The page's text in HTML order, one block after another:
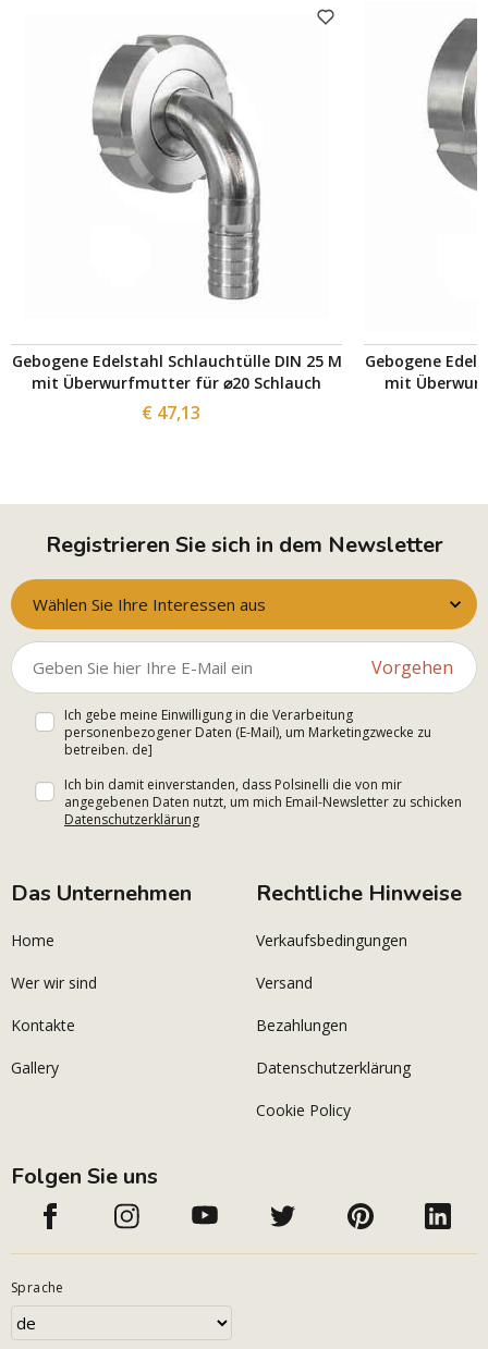
Gebogene Edelstahl Schlauchtülle DIN 25 M
mit Überwurfmutter für ⌀20 Schlauch
€ 47,13
Gebogene
mit
Registrieren Sie sich in dem Newsletter
Wählen Sie Ihre Interessen aus
Vorgehen
Ich gebe meine Einwilligung in die Verarbeitung
personenbezogener Daten (E-Mail), um Marketingzwecke zu
betreiben. de]
Ich bin damit einverstanden, dass Polsinelli die von mir
angegebenen Daten nutzt, um mich Email-Newsletter zu schicken
Datenschutzerklärung
Das Unternehmen
Home
Wer wir sind
Kontakte
Gallery
Rechtliche Hinweise
Verkaufsbedingungen
Versand
Bezahlungen
Datenschutzerklärung
Cookie Policy
Folgen Sie uns
Sprache